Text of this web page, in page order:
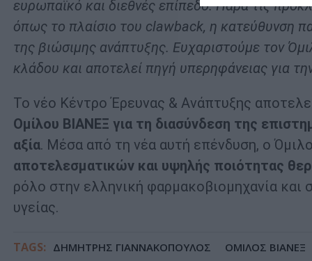
ευρωπαϊκό και διεθνές επίπεδο. Παρά τις
όπως το πλαίσιο του clawback, η κατεύθυνση
της βιώσιμης ανάπτυξης. Ευχαριστούμε τον
κλάδου και αποτελεί πηγή υπερηφάνειας για
Το νέο Κέντρο Έρευνας & Ανάπτυξης
Ομίλου ΒΙΑΝΕΞ για τη διασύνδεση της
αξία. Μέσα από τη νέα αυτή επένδυση, ο
αποτελεσματικών και υψηλής ποιότητας
ρόλο στην ελληνική φαρμακοβιομηχανία
υγείας.
TAGS: ΔΗΜΗΤΡΗΣ ΓΙΑΝΝΑΚΟΠΟΥΛΟΣ ΟΜΙΛΟΣ ΒΙΑΝΕΞ